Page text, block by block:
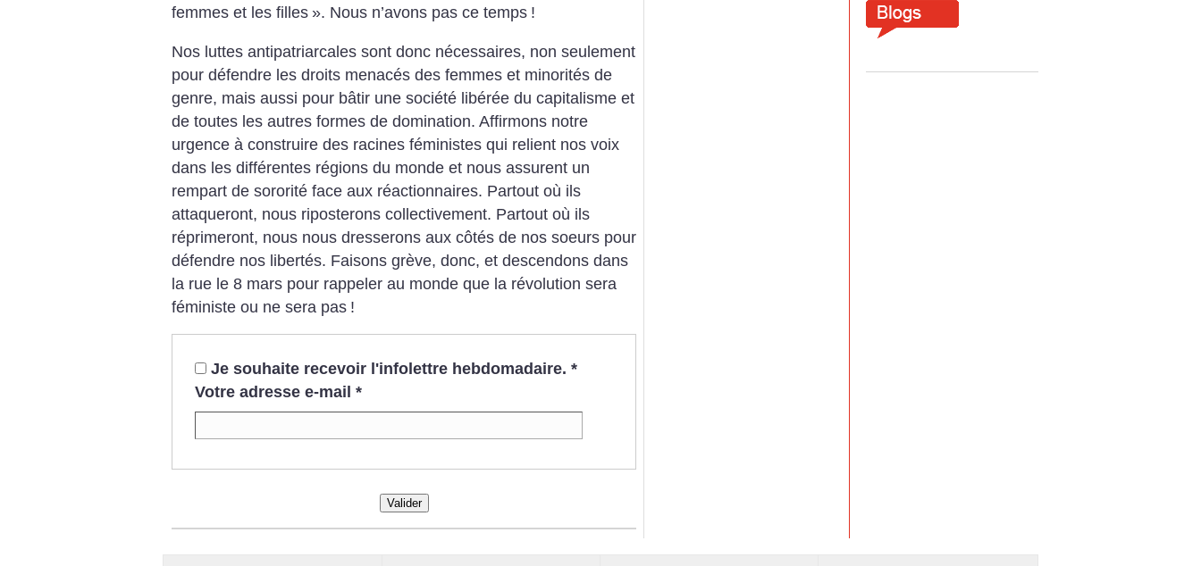
femmes et les filles ». Nous n’avons pas ce temps !
Nos luttes antipatriarcales sont donc nécessaires, non seulement
pour défendre les droits menacés des femmes et minorités de
genre, mais aussi pour bâtir une société libérée du capitalisme et
de toutes les autres formes de domination. Affirmons notre
urgence à construire des racines féministes qui relient nos voix
dans les différentes régions du monde et nous assurent un
rempart de sororité face aux réactionnaires. Partout où ils
attaqueront, nous riposterons collectivement. Partout où ils
réprimeront, nous nous dresserons aux côtés de nos soeurs pour
défendre nos libertés. Faisons grève, donc, et descendons dans
la rue le 8 mars pour rappeler au monde que la révolution sera
féministe ou ne sera pas !
Je souhaite recevoir l'infolettre hebdomadaire. *
Votre adresse e-mail *
Valider